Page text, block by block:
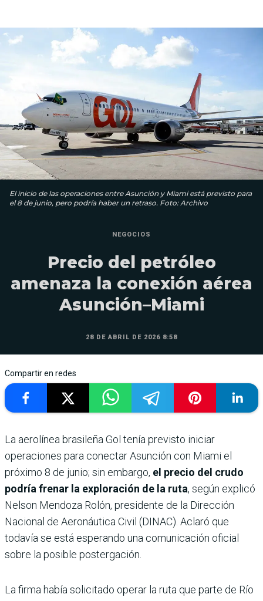
El inicio de las operaciones entre Asunción y Miami está previsto para
el 8 de junio, pero podría haber un retraso. Foto: Archivo
NEGOCIOS
Precio del petróleo
amenaza la conexión aérea
Asunción–Miami
28 DE ABRIL DE 2026 8:58
Compartir en redes
La aerolínea brasileña Gol tenía previsto iniciar
operaciones para conectar Asunción con Miami el
próximo 8 de junio; sin embargo, el precio del crudo
podría frenar la exploración de la ruta, según explicó
Nelson Mendoza Rolón, presidente de la Dirección
Nacional de Aeronáutica Civil (DINAC). Aclaró que
todavía se está esperando una comunicación oficial
sobre la posible postergación.
La firma había solicitado operar la ruta que parte de Río